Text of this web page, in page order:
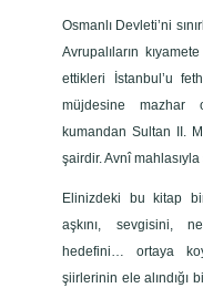
Osmanlı Devleti’ni
Avrupalıların
ettikleri İstanbul’u
müjdesine mazhar
kumandan Sultan II.
şairdir. Avnî
Elinizdeki bu kitap
aşkını, sevgisini,
hedefini… ortaya
şiirlerinin ele alındığı